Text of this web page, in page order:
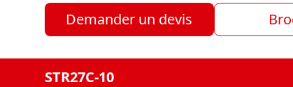
Demander un devis
STR27C-10